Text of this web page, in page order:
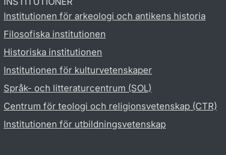
Institutionen för arkeologi och antikens historia
Filosofiska institutionen
Historiska institutionen
Institutionen för kulturvetenskaper
Språk- och litteraturcentrum (SOL)
Centrum för teologi och religionsvetenskap (CTR)
Institutionen för utbildningsvetenskap